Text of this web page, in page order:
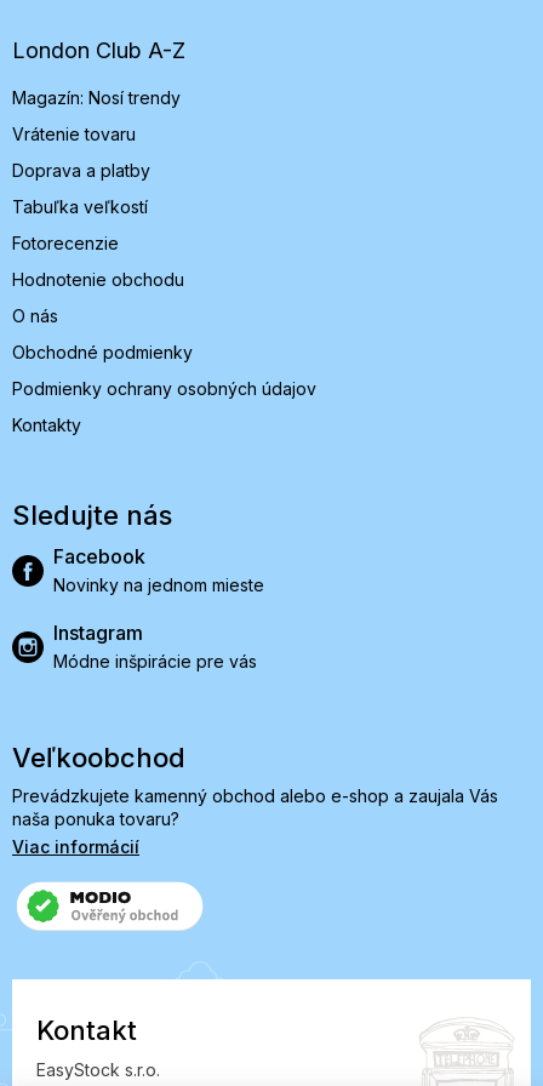
e
London Club A-Z
Magazín: Nosí trendy
Vrátenie tovaru
Doprava a platby
Tabuľka veľkostí
Fotorecenzie
Hodnotenie obchodu
O nás
Obchodné podmienky
Podmienky ochrany osobných údajov
Kontakty
Sledujte nás
Facebook
Novinky na jednom mieste
Instagram
Módne inšpirácie pre vás
Veľkoobchod
Prevádzkujete kamenný obchod alebo e-shop a zaujala Vás
naša ponuka tovaru?
Viac informácií
Kontakt
EasyStock s.r.o.